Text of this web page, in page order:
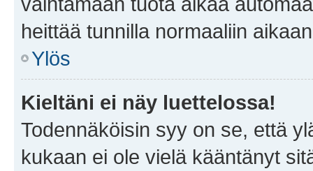
heittää tunnilla normaaliin
Ylös
Kieltäni ei näy luettelossa!
Todennäköisin syy on se, että
kukaan ei ole vielä kääntänyt